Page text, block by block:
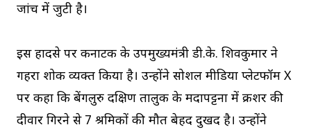
जांच में जुटी है।
इस हादसे पर कर्नाटक के उपमुख्यमंत्री डी.के. शिवकुमार ने
गहरा शोक व्यक्त किया है। उन्होंने सोशल मीडिया प्लेटफॉर्म X
पर कहा कि बेंगलुरु दक्षिण तालुक के मदापट्टना में क्रशर की
दीवार गिरने से 7 श्रमिकों की मौत बेहद दुखद है। उन्होंने